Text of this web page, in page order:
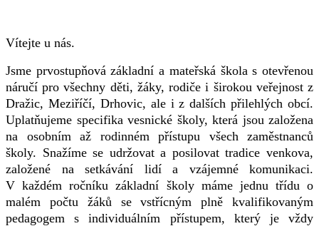
Vítejte u nás.
Jsme prvostupňová základní a mateřská škola s otevřenou
náručí pro všechny děti, žáky, rodiče i širokou veřejnost z
Dražic, Meziříčí, Drhovic, ale i z dalších přilehlých obcí.
Uplatňujeme specifika vesnické školy, která jsou založena
na osobním až rodinném přístupu všech zaměstnanců
školy. Snažíme se udržovat a posilovat tradice venkova,
založené na setkávání lidí a vzájemné komunikaci.
V každém ročníku základní školy máme jednu třídu o
malém počtu žáků se vstřícným plně kvalifikovaným
pedagogem s individuálním přístupem, který je vždy